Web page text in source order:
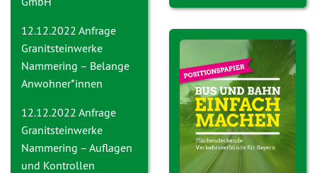
12.12.2022 Anfrage
Granitsteinwerke
Nammering – Belange
Anwohner*innen
12.12.2022 Anfrage
Granitsteinwerke
Nammering – Auflagen
und Kontrollen